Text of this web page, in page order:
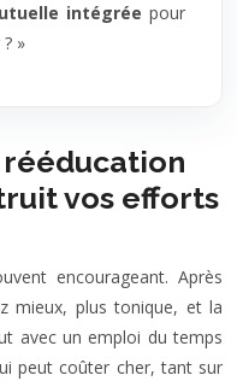
intégrée pour
»
vos efforts
encourageant. Après
mieux, plus tonique, et la
avec un emploi du temps
peut coûter cher, tant sur